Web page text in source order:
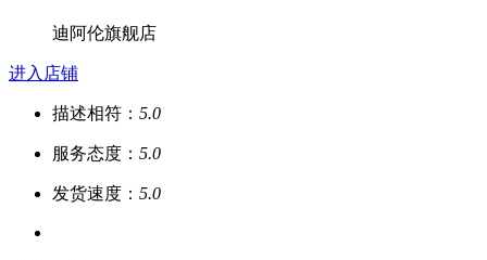
迪阿伦旗舰店
进入店铺
描述相符： 5.0
服务态度： 5.0
发货速度： 5.0